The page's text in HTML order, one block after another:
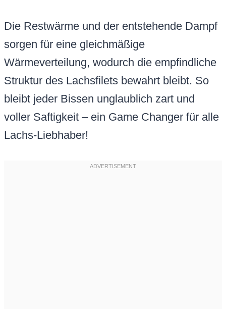
Die Restwärme und der entstehende Dampf
sorgen für eine gleichmäßige
Wärmeverteilung, wodurch die empfindliche
Struktur des Lachsfilets bewahrt bleibt. So
bleibt jeder Bissen unglaublich zart und
voller Saftigkeit – ein Game Changer für alle
Lachs-Liebhaber!